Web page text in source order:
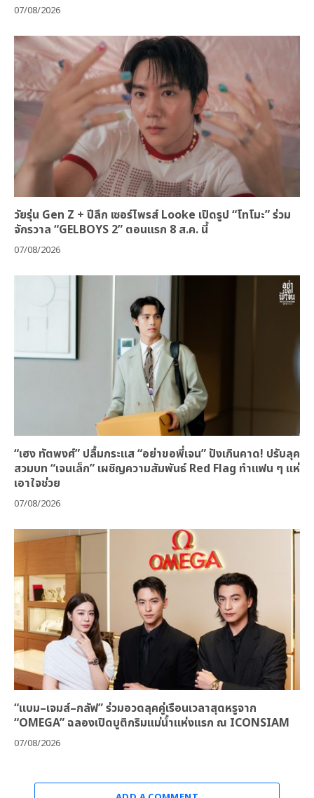
07/08/2026
วัยรุ่น Gen Z + ปีลึก เซอร์ไพรส์ Looke เปิดรูป “โทโมะ” ร่วม
จักรวาล “GELBOYS 2” ตอนแรก 8 ส.ค. นี้
07/08/2026
“เฮง ทัตพงศ์” ปลื้มกระแส “อย่าขอพี่เจน” ปังเกินคาด! ปรับลุค
สวมบท “เจนเล็ก” เผชิญความสัมพันธ์ Red Flag ทำแฟน ๆ แห่
เอาใจช่วย
07/08/2026
“แบม–เจมส์–กลัฟ” ร่วมอวดลุคคู่เรือนเวลาสุดหรูจาก
“OMEGA” ฉลองเปิดบูติกริมแม่น้ำแห่งแรก ณ ICONSIAM
07/08/2026